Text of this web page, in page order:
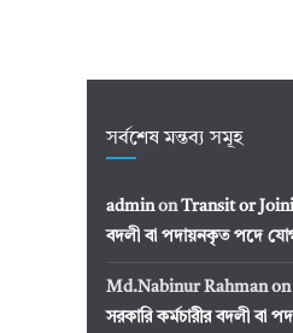
সর্বশেষ মন্তব্য সমূহ
admin on Transit or
বদলী বা পদায়নকৃত পদে
Md.Nabinur Rahman on
সরকারি কর্মচারীর বদলী বা